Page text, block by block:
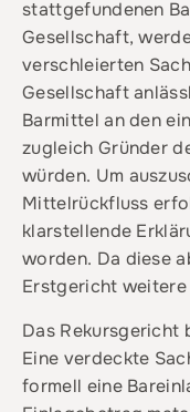
stattgefundenen
Gesellschaft,
verschleierten
Gesellschaft
Barmittel an den
zugleich Gründer
würden. Um
Mittelrückfluss
klarstellende
worden. Da diese
Erstgericht
Das Rekursgericht
Eine verdeckte
formell eine